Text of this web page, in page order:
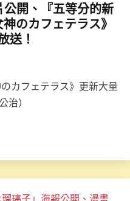
開、『五等分的新
のカフェテラス》
送！
カフェテラス》更新大量
治）